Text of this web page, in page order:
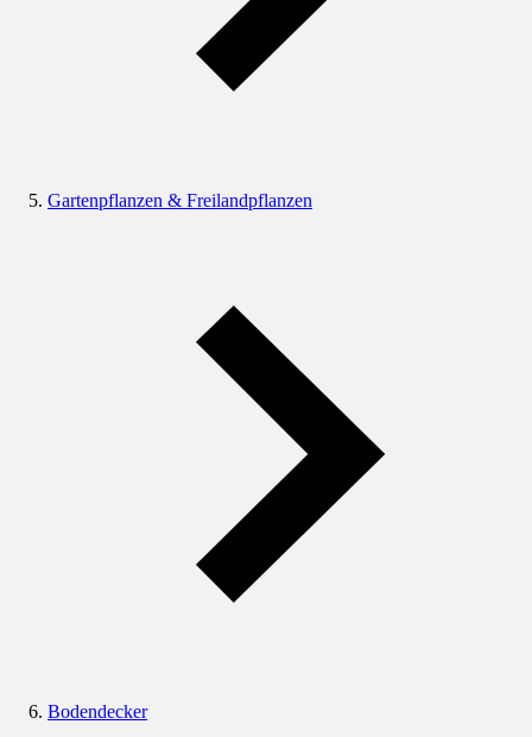
Gartenpflanzen & Freilandpflanzen
Bodendecker